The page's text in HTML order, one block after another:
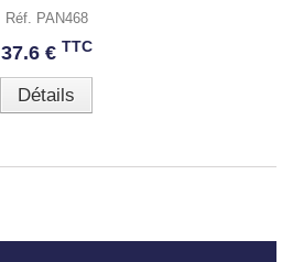
Réf. PAN468
37.6 € TTC
Détails